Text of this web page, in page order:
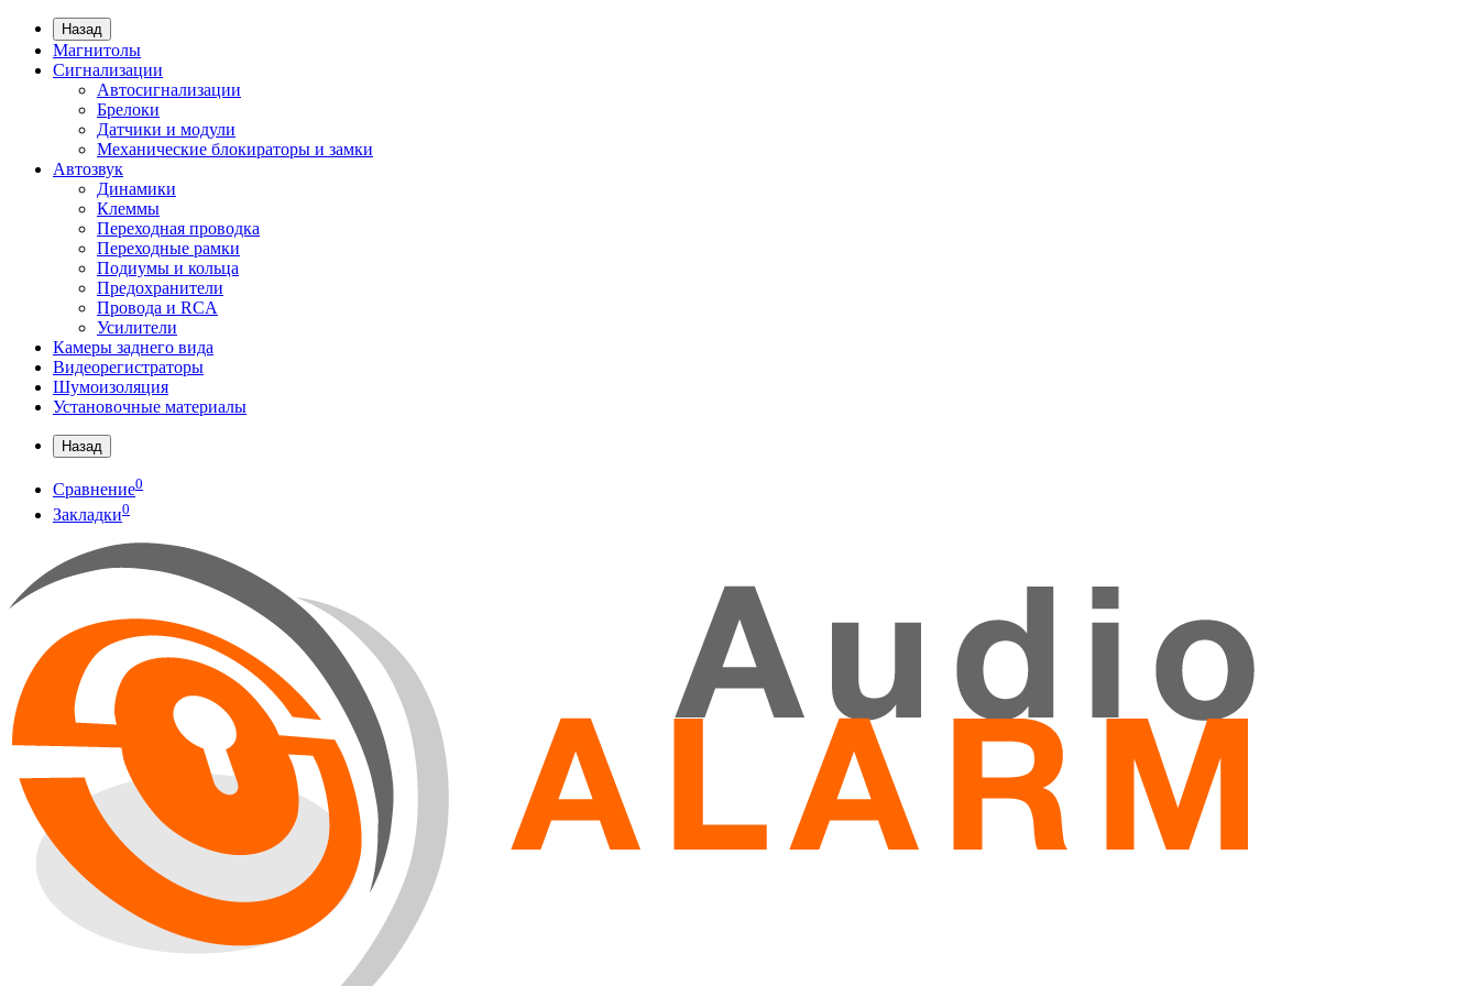
Назад
Магнитолы
Сигнализации
Автосигнализации
Брелоки
Датчики и модули
Механические блокираторы и замки
Автозвук
Динамики
Клеммы
Переходная проводка
Переходные рамки
Подиумы и кольца
Предохранители
Провода и RCA
Усилители
Камеры заднего вида
Видеорегистраторы
Шумоизоляция
Установочные материалы
Назад
Сравнение0
Закладки0